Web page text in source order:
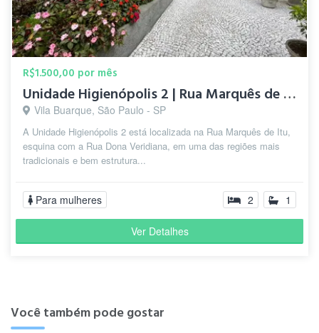
R$1.500,00 por mês
Unidade Higienópolis 2 | Rua Marquês de Itu
Vila Buarque, São Paulo - SP
A Unidade Higienópolis 2 está localizada na Rua Marquês de Itu,
esquina com a Rua Dona Veridiana, em uma das regiões mais
tradicionais e bem estrutura...
Para mulheres 2 1
Ver Detalhes
Você também pode gostar